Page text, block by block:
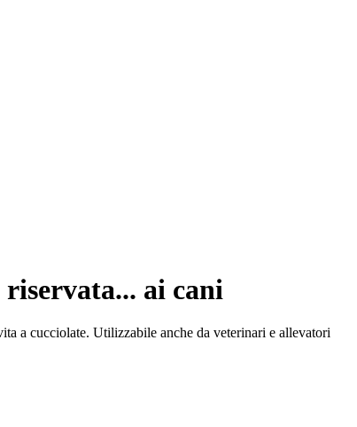
ai cani
a cucciolate. Utilizzabile anche da veterinari e allevatori